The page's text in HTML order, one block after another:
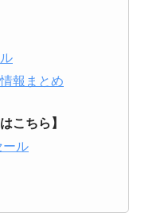
報まとめ
こちら】
ール